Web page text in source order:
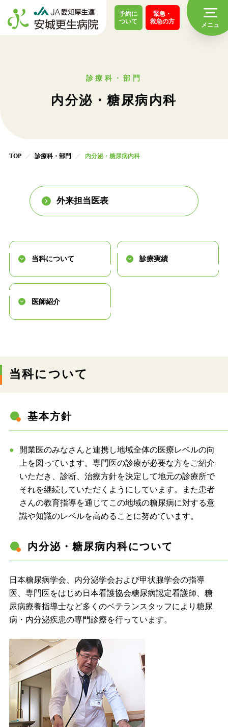
予約に
ついて
緊急・
救急の方
診療科・部門
内分泌・糖尿病内科
TOP 診療科・部門 内分泌・糖尿病内科
外来担当医表
当科について 診療実績
医師紹介
当科について
基本方針
開業医のみなさんと連携し地域全体の医療レベルの向
上を図っています。専門医の診療が必要な方をご紹介
いただき、診断、治療方針を決定して地元の診療所で
それを継続していただくようにしています。また患者
さんの教育指導を通じてこの地域の糖尿病に対する意
識や知識のレベルを高めることに努めています。
内分泌・糖尿病内科について
日本糖尿病学会、内分泌学会および甲状腺学会の指導
医、専門医をはじめ日本看護協会糖尿病認定看護師、糖
尿病療養指導士など多くのベテランスタッフにより糖尿
病・内分泌疾患の専門診療を行っています。